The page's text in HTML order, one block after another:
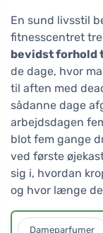
En sund livsstil
fitnesscentret
bevidst forhold
de dage, hvor
til aften med
sådanne dage
arbejdsdagen
blot fem gange
ved første
sig i, hvordan
og hvor længe
Dameparfumer